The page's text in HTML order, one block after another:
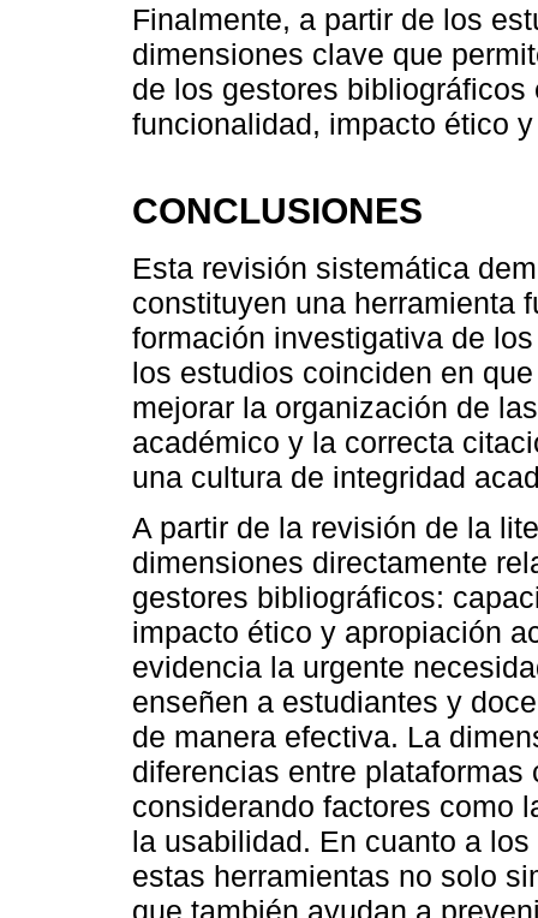
Finalmente, a partir de los
dimensiones clave que
de los gestores
funcionalidad, impacto ético
CONCLUSIONES
Esta revisión sistemática
constituyen una herramienta
formación investigativa de
los estudios coinciden en
mejorar la organización de
académico y la correcta
una cultura de integridad
A partir de la revisión de la
dimensiones directamente
gestores bibliográficos:
impacto ético y apropiación
evidencia la urgente
enseñen a estudiantes y
de manera efectiva. La
diferencias entre plataformas
considerando factores como
la usabilidad. En cuanto a
estas herramientas no solo
que también ayudan a